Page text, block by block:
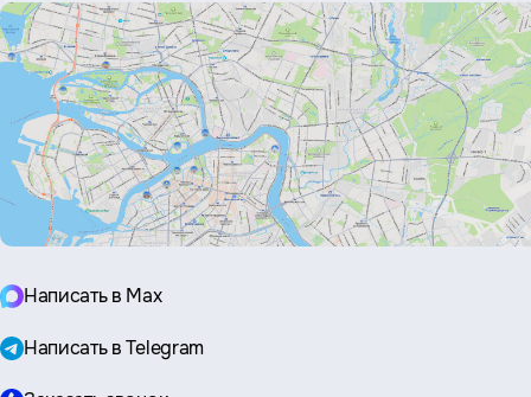
Написать в Max
Написать в Telegram